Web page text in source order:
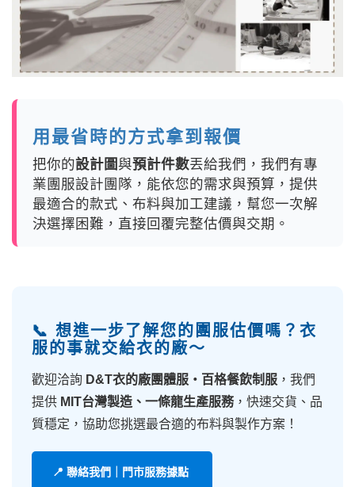
用最省時的方式拿到報價
把你的設計圖與預計件數丟給我們，我們有專
業團服設計團隊，能依您的需求與預算，提供
最適合的款式、布料與加工建議，幫您一次解
決選擇困難，直接回覆完整估價與交期。
📞 想進一步了解您的團服估價嗎？衣
服的事就交給衣的廠～
歡迎洽詢 D&T衣的廠團體服・百格餐飲制服 ，我們
提供 MIT台灣製造、一條龍生產服務，快速交貨、品
質穩定，協助您挑選最合適的布料與製作方案！
📍 聯絡我們｜門市服務據點